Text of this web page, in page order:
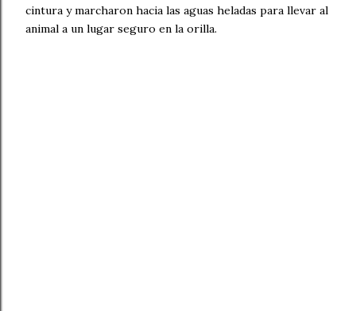
cintura y marcharon hacia las aguas heladas para llevar al
animal a un lugar seguro en la orilla.